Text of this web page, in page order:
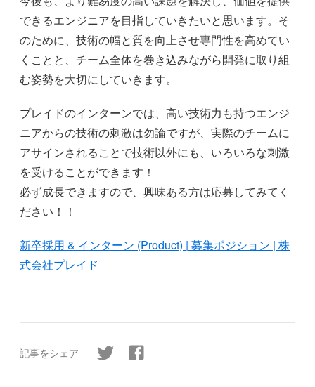
できるエンジニアを目指していきたいと思います。そ
のために、技術の幅と質を向上させ専門性を高めてい
くことと、チーム全体を巻き込みながら開発に取り組
む姿勢を大切にしていきます。
プレイドのインターンでは、高い技術力も持つエンジ
ニアからの技術の刺激は勿論ですが、実際のチームに
アサインされることで技術以外にも、いろいろな刺激
を受けることができます！
必ず成長できますので、興味ある方は応募してみてく
ださい！！
新卒採用 & インターン (Product) | 募集ポジション | 株
式会社プレイド
記事をシェア